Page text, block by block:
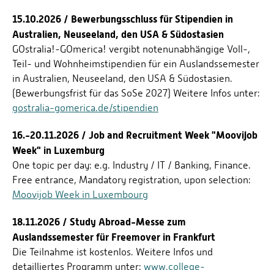
15.10.2026 / Bewerbungsschluss für Stipendien in
Australien, Neuseeland, den USA & Südostasien
GOstralia!-GOmerica! vergibt notenunabhängige Voll-,
Teil- und Wohnheimstipendien für ein Auslandssemester
in Australien, Neuseeland, den USA & Südostasien.
(Bewerbungsfrist für das SoSe 2027) Weitere Infos unter:
gostralia-gomerica.de/stipendien
16.-20.11.2026 / Job and Recruitment Week "Moovijob
Week" in Luxemburg
One topic per day: e.g. Industry / IT / Banking, Finance.
Free entrance, Mandatory registration, upon selection:
Moovijob Week in Luxembourg
18.11.2026 / Study Abroad-Messe zum
Auslandssemester für Freemover in Frankfurt
Die Teilnahme ist kostenlos. Weitere Infos und
detailliertes Programm unter: www.college-